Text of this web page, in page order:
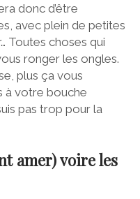
donc d’être
avec plein de petites
Toutes choses qui
ronger les ongles.
plus ça vous
à votre bouche
pas trop pour la
amer) voire les